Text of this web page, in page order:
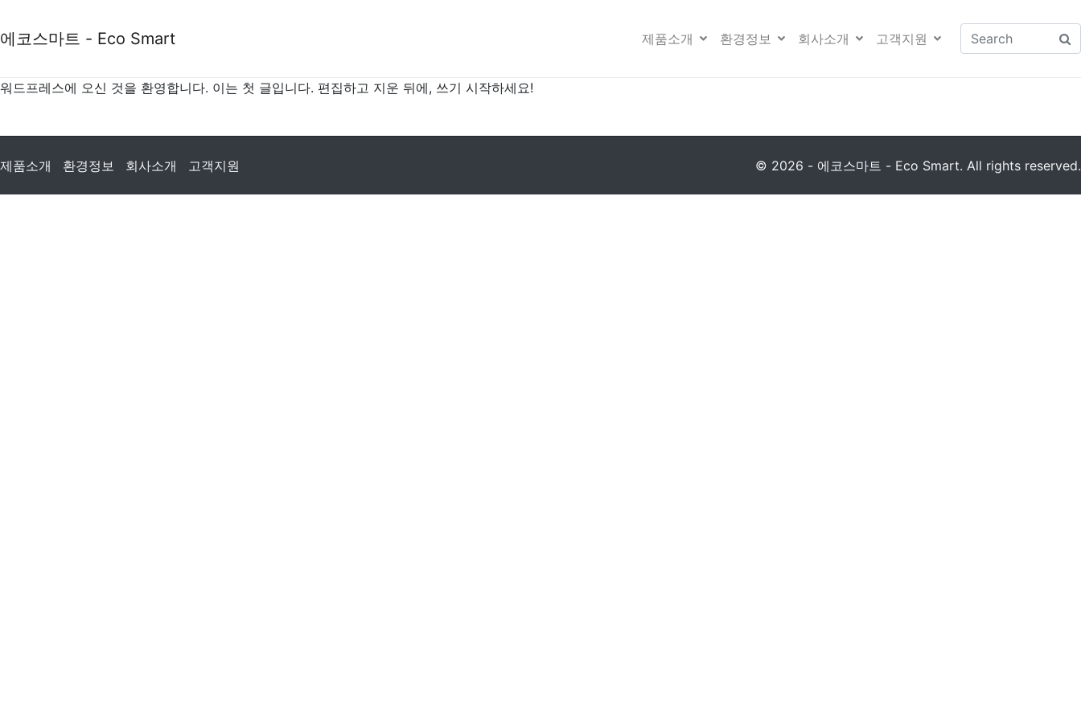
에코스마트 - Eco Smart 제품소개 환경정보 회사소개 고객지원
워드프레스에 오신 것을 환영합니다. 이는 첫 글입니다. 편집하고 지운 뒤에, 쓰기 시작하세요!
제품소개 환경정보 회사소개 고객지원 © 2026 - 에코스마트 - Eco Smart. All rights reserved.